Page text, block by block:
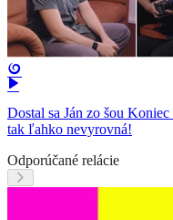
Dostal sa Ján zo šou
tak ľahko nevyrovná!
Odporúčané relácie